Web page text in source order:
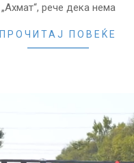
„Ахмат“, рече дека нема
ПРОЧИТАЈ ПОВЕЌЕ